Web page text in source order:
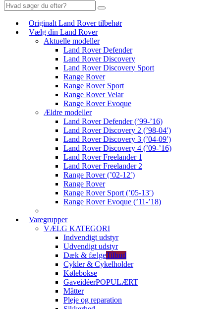
Originalt Land Rover tilbehør
Vælg din Land Rover
Aktuelle modeller
Land Rover Defender
Land Rover Discovery
Land Rover Discovery Sport
Range Rover
Range Rover Sport
Range Rover Velar
Range Rover Evoque
Ældre modeller
Land Rover Defender (’99-’16)
Land Rover Discovery 2 (’98-04′)
Land Rover Discovery 3 (’04-09′)
Land Rover Discovery 4 (’09-’16)
Land Rover Freelander 1
Land Rover Freelander 2
Range Rover (’02-12′)
Range Rover
Range Rover Sport (’05-13′)
Range Rover Evoque (’11-’18)
Varegrupper
VÆLG KATEGORI
Indvendigt udstyr
Udvendigt udstyr
Dæk & fælgeTilbud
Cykler & Cykelholder
Kølebokse
GaveidéerPOPULÆRT
Måtter
Pleje og reparation